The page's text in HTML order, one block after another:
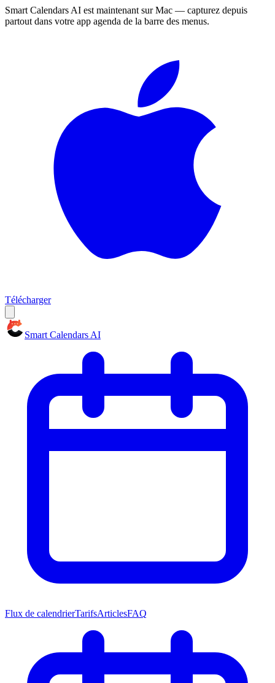
Smart Calendars AI est maintenant sur Mac — capturez depuis
partout dans votre app agenda de la barre des menus.
Télécharger
Smart Calendars AI
Flux de calendrierTarifsArticlesFAQ